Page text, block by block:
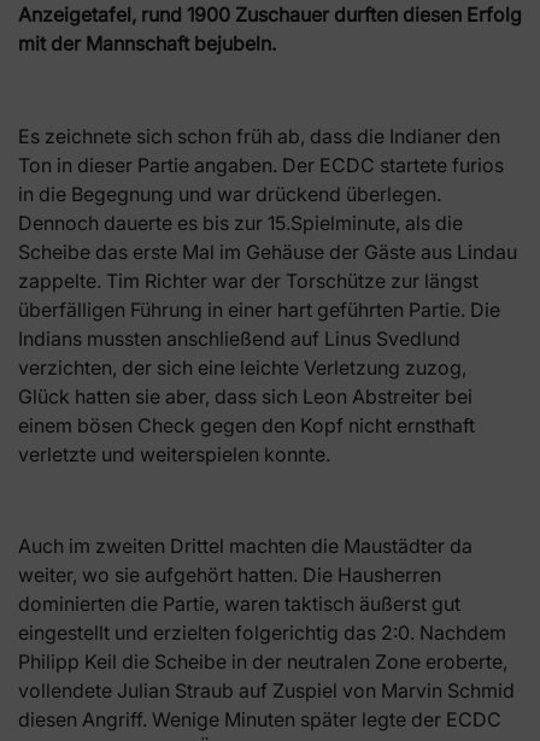
Anzeigetafel, rund 1900 Zuschauer durften diesen Erfolg
mit der Mannschaft bejubeln.
Es zeichnete sich schon früh ab, dass die Indianer den
Ton in dieser Partie angaben. Der ECDC startete furios
in die Begegnung und war drückend überlegen.
Dennoch dauerte es bis zur 15.Spielminute, als die
Scheibe das erste Mal im Gehäuse der Gäste aus Lindau
zappelte. Tim Richter war der Torschütze zur längst
überfälligen Führung in einer hart geführten Partie. Die
Indians mussten anschließend auf Linus Svedlund
verzichten, der sich eine leichte Verletzung zuzog,
Glück hatten sie aber, dass sich Leon Abstreiter bei
einem bösen Check gegen den Kopf nicht ernsthaft
verletzte und weiterspielen konnte.
Auch im zweiten Drittel machten die Maustädter da
weiter, wo sie aufgehört hatten. Die Hausherren
dominierten die Partie, waren taktisch äußerst gut
eingestellt und erzielten folgerichtig das 2:0. Nachdem
Philipp Keil die Scheibe in der neutralen Zone eroberte,
vollendete Julian Straub auf Zuspiel von Marvin Schmid
diesen Angriff. Wenige Minuten später legte der ECDC